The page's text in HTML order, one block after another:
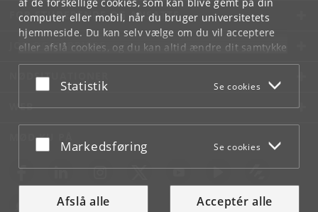
computer eller mobil, når du bruger universitetets
hjemmeside. Du kan selv vælge om du vil acceptere
eller afslå cookies, og du kan altid ændre dit samtykke
underCookie- og privatlivspolitiksom du finder i
bunden af hver side.
Acceptér eller afslå
Statistik Se cookies
Acceptér eller afslå
Markedsføring Se cookies
Afslå alle Acceptér alle
FOR STUDERENDE OG ANSATTE
JOB OG KARRIERE
NØDSITUATIONER
WEB
MØD KU PÅ